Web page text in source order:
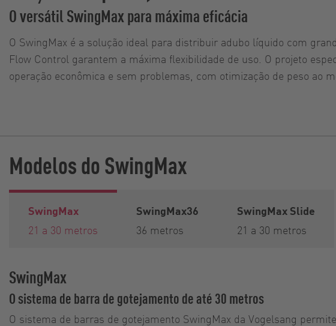
O versátil SwingMax para máxima eficácia
O SwingMax é a solução ideal para distribuir adubo líquido com
Flow Control garantem a máxima flexibilidade de uso. O projeto
operação econômica e sem problemas, com otimização de peso ao
Modelos do SwingMax
SwingMax
21 a 30 metros
SwingMax36
36 metros
SwingMax Slide
21 a 30 metros
SwingMax
O sistema de barra de gotejamento de até 30 metros
O sistema de barras de gotejamento SwingMax da Vogelsang